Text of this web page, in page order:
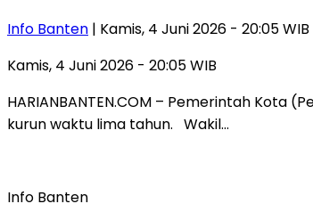
Info Banten | Kamis, 4 Juni 2026 - 20:05 WIB
Kamis, 4 Juni 2026 - 20:05 WIB
HARIANBANTEN.COM – Pemerintah
kurun waktu lima tahun. Wakil…
Info Banten